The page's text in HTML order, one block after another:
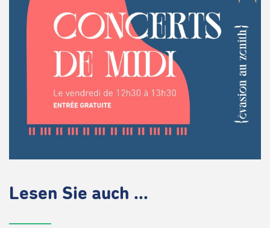
Lesen Sie auch ...